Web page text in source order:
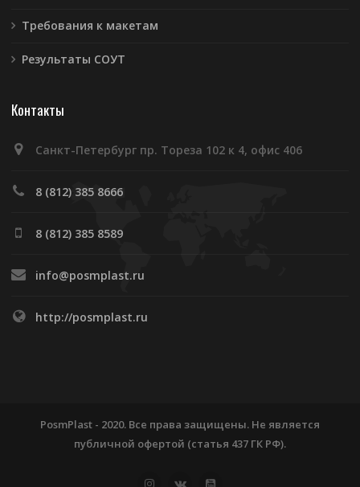
Требования к макетам
Результаты СОУТ
Контакты
Санкт-Петербург пр. Тореза 102 к 4, офис 406
8 (812) 385 8666
8 (812) 385 8589
info@posmplast.ru
http://posmplast.ru
PosmPlast - 2020. Все права защищены. Не является
публичной офертой (статья 437 ГК РФ).